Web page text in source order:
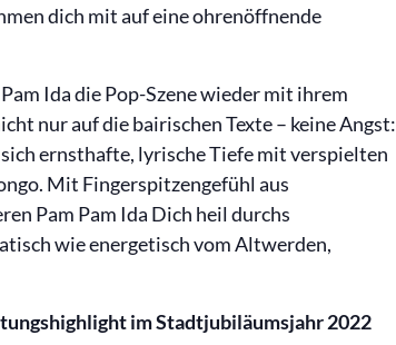
dich mit auf eine ohrenöffnende
Ida die Pop-Szene wieder mit ihrem
nur auf die bairischen Texte – keine Angst:
ernsthafte, lyrische Tiefe mit verspielten
Mit Fingerspitzengefühl aus
Pam Pam Ida Dich heil durchs
wie energetisch vom Altwerden,
im Stadtjubiläumsjahr 2022